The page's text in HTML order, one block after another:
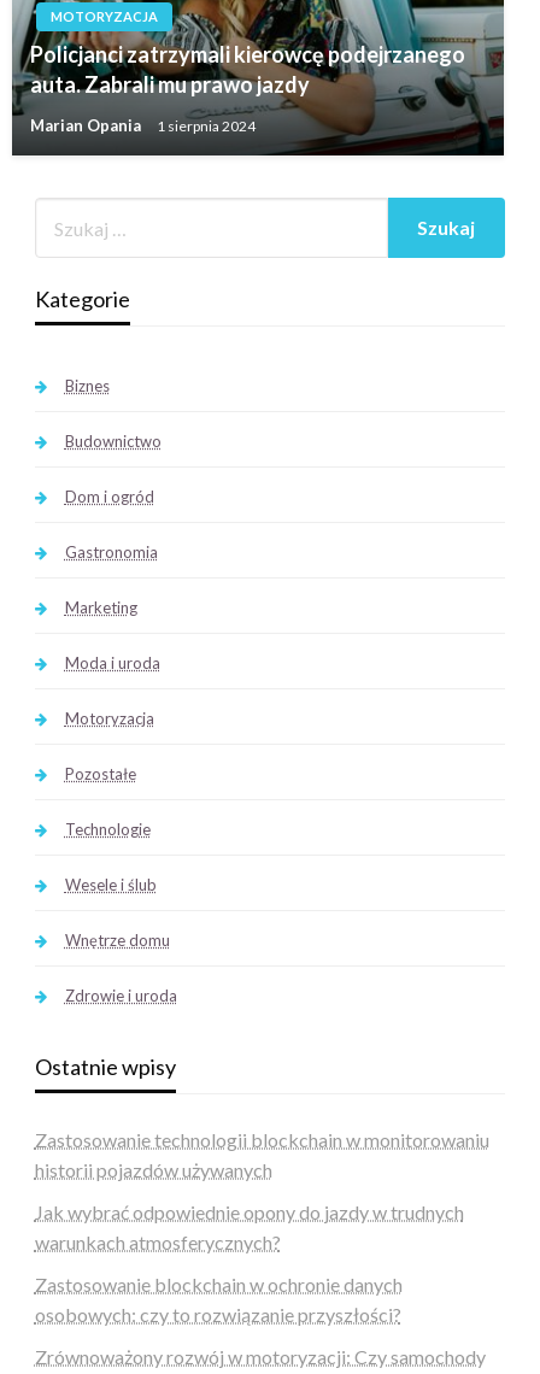
MOTORYZACJA
Policjanci zatrzymali kierowcę podejrzanego
auta. Zabrali mu prawo jazdy
Marian Opania 1 sierpnia 2024
Kategorie
Biznes
Budownictwo
Dom i ogród
Gastronomia
Marketing
Moda i uroda
Motoryzacja
Pozostałe
Technologie
Wesele i ślub
Wnętrze domu
Zdrowie i uroda
Ostatnie wpisy
Zastosowanie technologii blockchain w monitorowaniu
historii pojazdów używanych
Jak wybrać odpowiednie opony do jazdy w trudnych
warunkach atmosferycznych?
Zastosowanie blockchain w ochronie danych
osobowych: czy to rozwiązanie przyszłości?
Zrównoważony rozwój w motoryzacji: Czy samochody